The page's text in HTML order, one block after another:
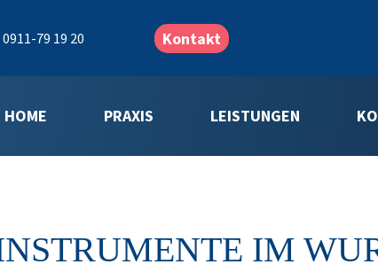
0911-79 19 20 Kontakt
HOME PRAXIS LEISTUNGEN
IM